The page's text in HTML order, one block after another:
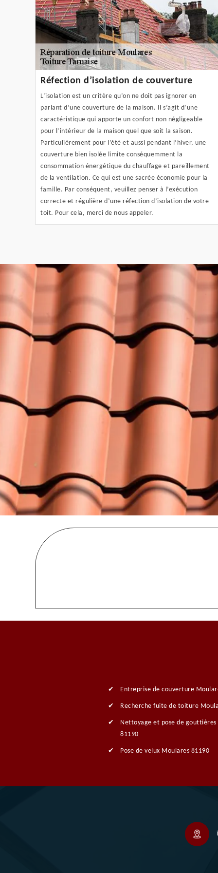
Réfection d’isolation de couverture
L’isolation est un critère qu’on ne doit pas ignorer en
parlant d’une couverture de la maison. Il s’agit d’une
caractéristique qui apporte un confort non négligeable
pour l’intérieur de la maison quel que soit la saison.
Particulièrement pour l’été et aussi pendant l’hiver, une
couverture bien isolée limite conséquemment la
consommation énergétique du chauffage et pareillement
de la ventilation. Ce qui est une sacrée économie pour la
famille. Par conséquent, veuillez penser à l’exécution
correcte et régulière d’une réfection d’isolation de votre
toit. Pour cela, merci de nous appeler.
Entreprise de couverture
Recherche fuite de toiture
Nettoyage et pose de gouttières
81190
Pose de velux Moulares 81190